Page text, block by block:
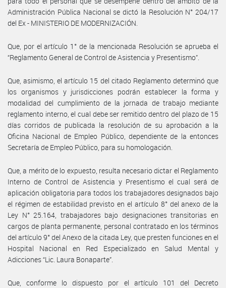
Administración Pública Nacional se dictó la Resolución N° 204/17
del Ex - MINISTERIO DE MODERNIZACIÓN.
Que, por el artículo 1° de la mencionada Resolución se aprueba el
“Reglamento General de Control de Asistencia y Presentismo”.
Que, asimismo, el artículo 15 del citado Reglamento determinó que
los organismos y jurisdicciones podrán establecer la forma y
modalidad del cumplimiento de la jornada de trabajo mediante
reglamento interno, el cual debe ser remitido dentro del plazo de 15
días corridos de publicada la resolución de su aprobación a la
Oficina Nacional de Empleo Público, dependiente de la entonces
Secretaría de Empleo Público, para su homologación.
Que, a mérito de lo expuesto, resulta necesario dictar el Reglamento
Interno de Control de Asistencia y Presentismo el cual será de
aplicación obligatoria para todos los trabajadores designados bajo
el régimen de estabilidad previsto en el artículo 8° del anexo de la
Ley N° 25.164, trabajadores bajo designaciones transitorias en
cargos de planta permanente, personal contratado en los términos
del artículo 9° del Anexo de la citada Ley, que presten funciones en el
Hospital Nacional en Red Especializado en Salud Mental y
Adicciones “Lic. Laura Bonaparte”.
Que, conforme lo dispuesto por el artículo 101 del Decreto